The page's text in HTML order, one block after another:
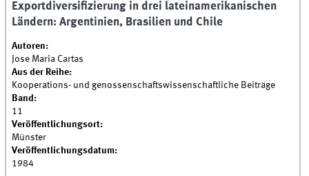
Exportdiversifizierung in drei lateinamerikanischen
Ländern: Argentinien, Brasilien und Chile
Autoren:
Jose Maria Cartas
Aus der Reihe:
Kooperations- und genossenschaftswissenschaftliche Beiträge
Band:
11
Veröffentlichungsort:
Münster
Veröffentlichungsdatum:
1984